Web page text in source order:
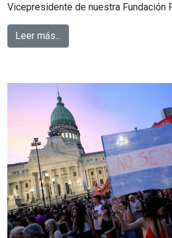
Vicepresidente de nuestra Fundación
Leer más...